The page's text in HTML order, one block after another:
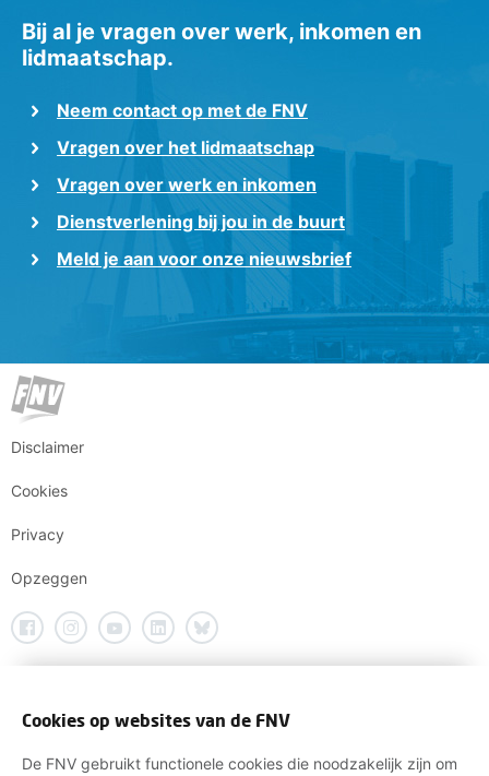
Bij al je vragen over werk, inkomen en
lidmaatschap.
Neem contact op met de FNV
Vragen over het lidmaatschap
Vragen over werk en inkomen
Dienstverlening bij jou in de buurt
Meld je aan voor onze nieuwsbrief
Disclaimer
Cookies
Privacy
Opzeggen
Cookies op websites van de FNV
De FNV gebruikt functionele cookies die noodzakelijk zijn om